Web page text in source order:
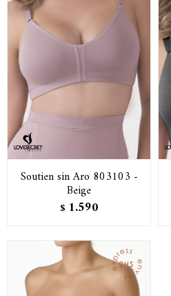
Soutien sin Aro 803103 -
Beige
$ 1.590